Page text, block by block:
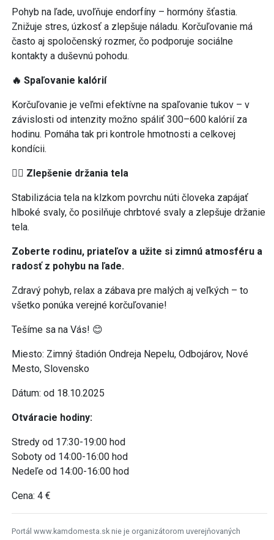
Pohyb na ľade, uvoľňuje endorfíny – hormóny šťastia.
Znižuje stres, úzkosť a zlepšuje náladu. Korčuľovanie má
často aj spoločenský rozmer, čo podporuje sociálne
kontakty a duševnú pohodu.
🔥 Spaľovanie kalórií
Korčuľovanie je veľmi efektívne na spaľovanie tukov – v
závislosti od intenzity možno spáliť 300–600 kalórií za
hodinu. Pomáha tak pri kontrole hmotnosti a celkovej
kondícii.
🧘‍♀️ Zlepšenie držania tela
Stabilizácia tela na klzkom povrchu núti človeka zapájať
hlboké svaly, čo posilňuje chrbtové svaly a zlepšuje držanie
tela.
Zoberte rodinu, priateľov a užite si zimnú atmosféru a
radosť z pohybu na ľade.
Zdravý pohyb, relax a zábava pre malých aj veľkých – to
všetko ponúka verejné korčuľovanie!
Tešíme sa na Vás! 😊
Miesto: Zimný štadión Ondreja Nepelu, Odbojárov, Nové
Mesto, Slovensko
Dátum: od 18.10.2025
Otváracie hodiny:
Stredy od 17:30-19:00 hod
Soboty od 14:00-16:00 hod
Nedeľe od 14:00-16:00 hod
Cena: 4 €
Portál www.kamdomesta.sk nie je organizátorom uverejňovaných